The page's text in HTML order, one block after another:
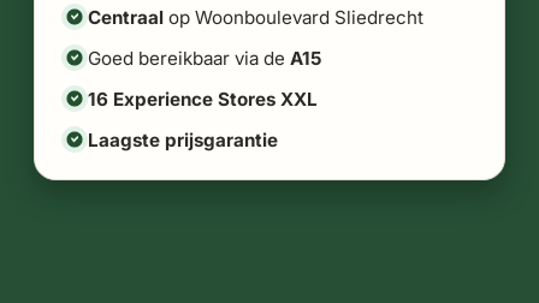
Centraal op Woonboulevard Sliedrecht
Goed bereikbaar via de A15
16 Experience Stores XXL
Laagste prijsgarantie